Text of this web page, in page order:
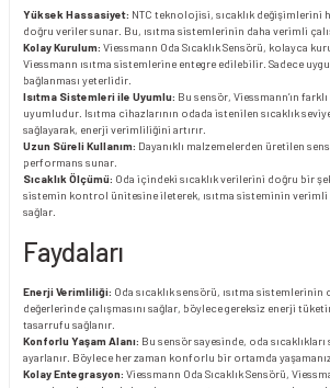
Yüksek Hassasiyet: NTC teknolojisi, sıcaklık değişimlerini
doğru veriler sunar. Bu, ısıtma sistemlerinin daha verimli
Kolay Kurulum: Viessmann Oda Sıcaklık Sensörü, kolayca
Viessmann ısıtma sistemlerine entegre edilebilir. Sadece
bağlanması yeterlidir.
Isıtma Sistemleri ile Uyumlu: Bu sensör, Viessmann’ın
uyumludur. Isıtma cihazlarının odada istenilen sıcaklık
sağlayarak, enerji verimliliğini artırır.
Uzun Süreli Kullanım: Dayanıklı malzemelerden üretilen
performans sunar.
Sıcaklık Ölçümü: Oda içindeki sıcaklık verilerini doğru bir
sistemin kontrol ünitesine ileterek, ısıtma sisteminin verimli
sağlar.
Faydaları
Enerji Verimliliği: Oda sıcaklık sensörü, ısıtma sistemlerinin
değerlerinde çalışmasını sağlar, böylece gereksiz enerji
tasarrufu sağlanır.
Konforlu Yaşam Alanı: Bu sensör sayesinde, oda
ayarlanır. Böylece her zaman konforlu bir ortamda yaşamanız
Kolay Entegrasyon: Viessmann Oda Sıcaklık Sensörü,